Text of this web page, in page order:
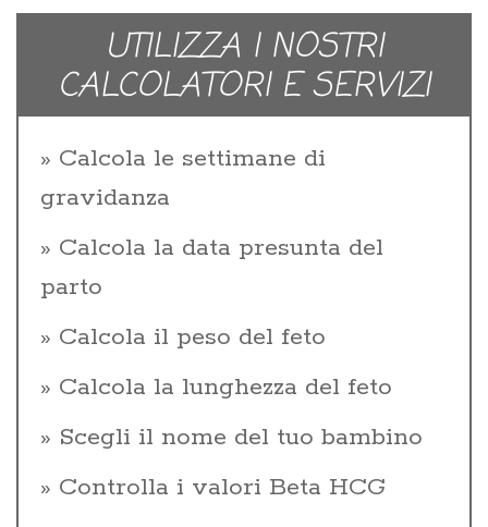
UTILIZZA I NOSTRI
CALCOLATORI E SERVIZI
Calcola le settimane di
gravidanza
Calcola la data presunta del
parto
Calcola il peso del feto
Calcola la lunghezza del feto
Scegli il nome del tuo bambino
Controlla i valori Beta HCG